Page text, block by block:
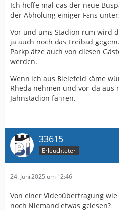
Ich hoffe mal das der neue
der Abholung einiger Fans
Vor und ums Stadion rum wird
ja auch noch das Freibad
Parkplätze auch von diesen
werden.
Wenn ich aus Bielefeld käme
Rheda nehmen und von da aus
Jahnstadion fahren.
33615
Erleuchteter
24. Juni 2025 um 12:46
Von einer Videoübertragung
noch Niemand etwas gelesen?